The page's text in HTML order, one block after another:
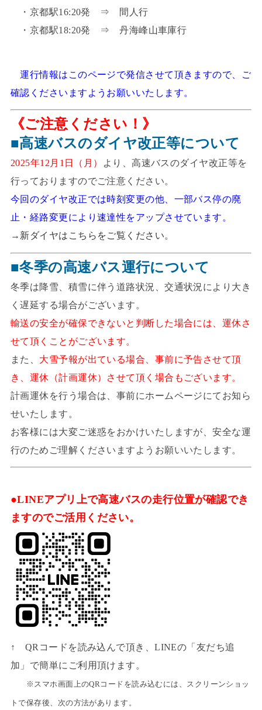
・京都駅16:20発 ⇒ 間人行
・京都駅18:20発 ⇒ 丹海峰山車庫行
運行情報はこのページで発信させて頂きますので、ご
確認くださいますようお願いいたします。
《ご注意ください！》
■高速バスのダイヤ改正等について
2025年12月1日（月）
より、高速バスのダイヤ改正等を
行っておりますのでご注意ください。
今回のダイヤ改正では時刻変更の他、一部バス停の廃
止・経路変更により速達性をアップさせています。
→ 新ダイヤはこちらをご覧ください。
■冬季の高速バス運行について
冬季は降雪、積雪に伴う道路状況、交通状況により大き
く遅延する場合がございます。
輸送の安全が確保できないと判断した場合には、運休さ
せて頂くことがございます。
また、 大雪予報が出ている場合、事前に予告させて頂
き、運休（計画運休）させて頂く場合もございます。
計画運休を行う場合は、事前にホームページにてお知ら
せいたします。
お客様には大変ご迷惑をおかけいたしますが、安全な運
行のためご理解くださいますようお願いいたします。
●LINEアプリ上で高速バスの走行位置が確認でき
ますのでご活用ください。
↑ QRコードを読み込んで頂き、LINEの「友だち追
加」で簡単にご利用頂けます。
※スマホ画面上のQRコードを読み込むには、スクリーンショッ
トで保存後、次の方法があります。